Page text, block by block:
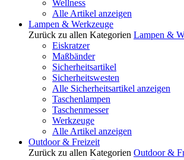
Wellness
Alle Artikel anzeigen
Lampen & Werkzeuge
Zurück zu allen Kategorien Lampen &
Eiskratzer
Maßbänder
Sicherheitsartikel
Sicherheitswesten
Alle Sicherheitsartikel anzeigen
Taschenlampen
Taschenmesser
Werkzeuge
Alle Artikel anzeigen
Outdoor & Freizeit
Zurück zu allen Kategorien Outdoor &